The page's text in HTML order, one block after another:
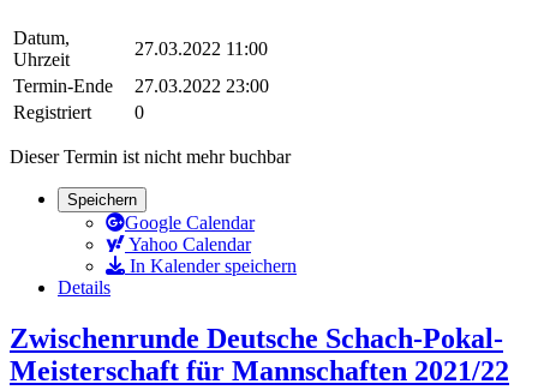
Datum,
Uhrzeit
27.03.2022 11:00
Termin-Ende
27.03.2022 23:00
Registriert
0
Dieser Termin ist nicht mehr buchbar
Speichern
Google Calendar
Yahoo Calendar
In Kalender speichern
Details
Zwischenrunde Deutsche Schach-Pokal-
Meisterschaft für Mannschaften 2021/22